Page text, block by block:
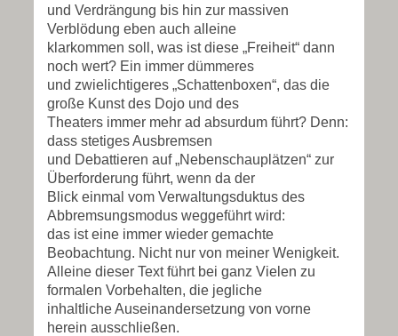
und Verdrängung bis hin zur massiven
Verblödung eben auch alleine
klarkommen soll, was ist diese „Freiheit“ dann
noch wert? Ein immer dümmeres
und zwielichtigeres „Schattenboxen“, das die
große Kunst des Dojo und des
Theaters immer mehr ad absurdum führt? Denn:
dass stetiges Ausbremsen
und Debattieren auf „Nebenschauplätzen“ zur
Überforderung führt, wenn da der
Blick einmal vom Verwaltungsduktus des
Abbremsungsmodus weggeführt wird:
das ist eine immer wieder gemachte
Beobachtung. Nicht nur von meiner Wenigkeit.
Alleine dieser Text führt bei ganz Vielen zu
formalen Vorbehalten, die jegliche
inhaltliche Auseinandersetzung von vorne
herein ausschließen.